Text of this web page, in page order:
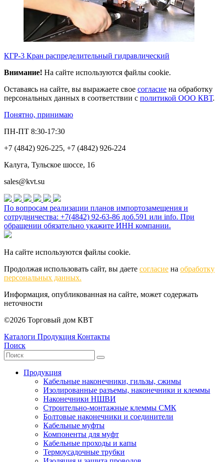
КГР-3 Кран распределительный гидравлический
Внимание! На сайте используются файлы cookie.
Оставаясь на сайте, вы выражаете свое согласие на обработку
персональных данных в соответствии с политикой ООО КВТ.
Понятно, принимаю
ПН-ПТ 8:30-17:30
+7 (4842) 926-225, +7 (4842) 926-224
Калуга, Тульское шоссе, 16
sales@kvt.su
По вопросам реализации планов импортозамещения и
сотрудничества: +7(4842) 92-63-86 доб.591 или info. При
обращении обязательно укажите ИНН компании.
На сайте используются файлы cookie.
Продолжая использовать сайт, вы даете согласие на обработку
персональных данных.
Информация, опубликованная на сайте, может содержать
неточности
©2026 Торговый дом КВТ
Каталоги Продукция Контакты
Поиск
Продукция
Кабельные наконечники, гильзы, сжимы
Изолированные разъемы, наконечники и клеммы
Наконечники НШВИ
Строительно-монтажные клеммы СМК
Болтовые наконечники и соединители
Кабельные муфты
Компоненты для муфт
Кабельные проходы и капы
Термоусадочные трубки